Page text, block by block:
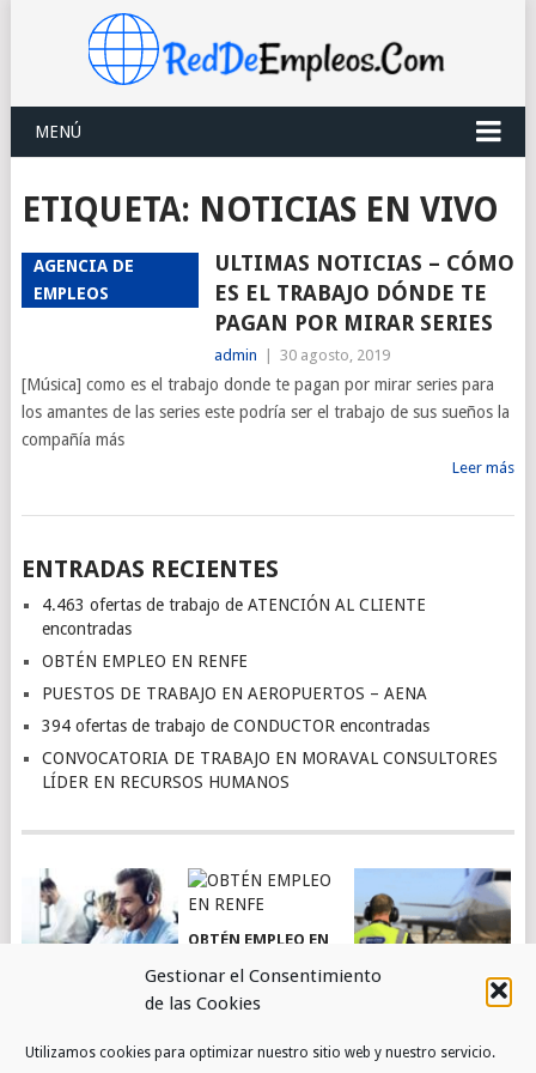
Gestionar el Consentimiento
de las Cookies
Utilizamos cookies para optimizar nuestro sitio web y nuestro servicio.
MENÚ
ETIQUETA: NOTICIAS EN VIVO
AGENCIA DE
EMPLEOS
ULTIMAS NOTICIAS – CÓMO
ES EL TRABAJO DÓNDE TE
PAGAN POR MIRAR SERIES
admin 30 agosto, 2019
[Música] como es el trabajo donde te pagan por mirar series para
los amantes de las series este podría ser el trabajo de sus sueños la
compañía más
Leer más
ENTRADAS RECIENTES
4.463 ofertas de trabajo de ATENCIÓN AL CLIENTE
encontradas
OBTÉN EMPLEO EN RENFE
PUESTOS DE TRABAJO EN AEROPUERTOS – AENA
394 ofertas de trabajo de CONDUCTOR encontradas
CONVOCATORIA DE TRABAJO EN MORAVAL CONSULTORES
LÍDER EN RECURSOS HUMANOS
TRABAJO DE
OBTÉN EMPLEO EN
TRABAJO EN